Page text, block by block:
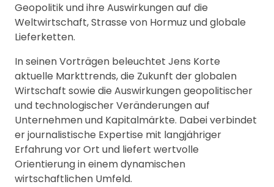
Geopolitik und ihre Auswirkungen auf die
Weltwirtschaft, Strasse von Hormuz und globale
Lieferketten.
In seinen Vorträgen beleuchtet Jens Korte
aktuelle Markttrends, die Zukunft der globalen
Wirtschaft sowie die Auswirkungen geopolitischer
und technologischer Veränderungen auf
Unternehmen und Kapitalmärkte. Dabei verbindet
er journalistische Expertise mit langjähriger
Erfahrung vor Ort und liefert wertvolle
Orientierung in einem dynamischen
wirtschaftlichen Umfeld.